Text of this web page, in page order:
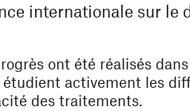
internationale sur le
ont été réalisés
activement les
des traitements.